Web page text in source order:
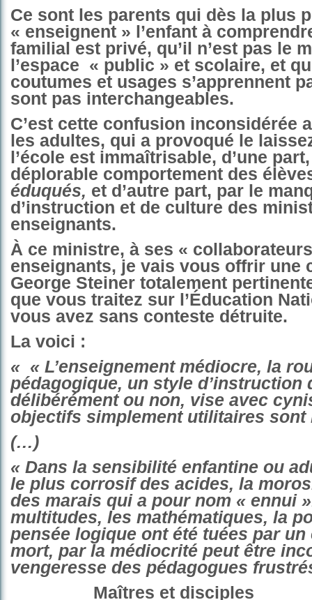
Ce sont les parents qui dès la plus
« enseignent » l’enfant à
familial est privé, qu’il n’est pas le
l’espace « public » et scolaire, et
coutumes et usages s’apprennent
sont pas interchangeables.
C’est cette confusion inconsidérée
les adultes, qui a provoqué le
l’école est immaîtrisable, d’une
déplorable comportement des
éduqués, et d’autre part, par le
d’instruction et de culture des
enseignants.
À ce ministre, à ses «
enseignants, je vais vous offrir une
George Steiner totalement
que vous traitez sur l’Éducation
vous avez sans conteste détruite.
La voici :
« « L’enseignement médiocre, la
pédagogique, un style d’instruction
délibérément ou non, vise avec
objectifs simplement utilitaires sont
(…)
« Dans la sensibilité enfantine ou
le plus corrosif des acides, la
des marais qui a pour nom « ennui
multitudes, les mathématiques, la
pensée logique ont été tuées par un
mort, par la médiocrité peut être
vengeresse des pédagogues
Maîtres et disciples